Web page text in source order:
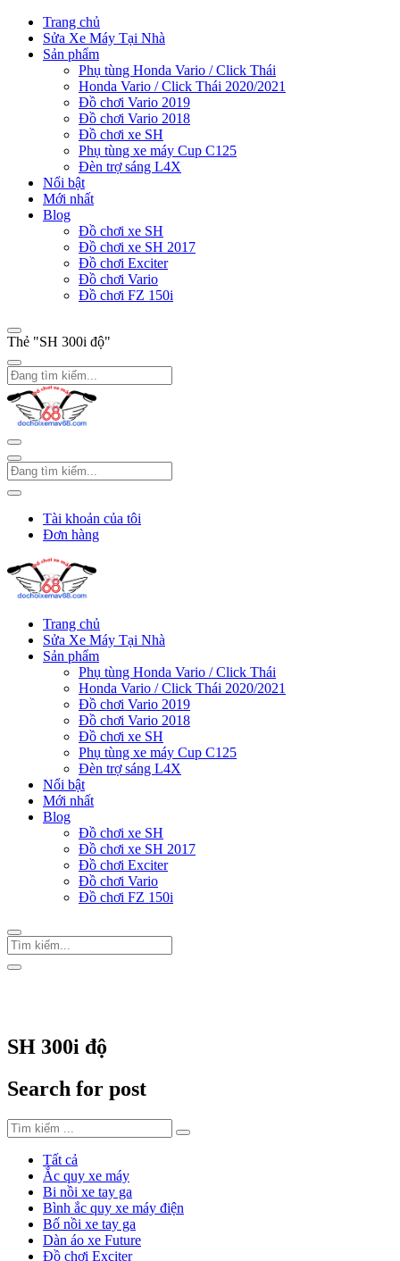
Trang chủ
Sửa Xe Máy Tại Nhà
Sản phẩm
Phụ tùng Honda Vario / Click Thái
Honda Vario / Click Thái 2020/2021
Đồ chơi Vario 2019
Đồ chơi Vario 2018
Đồ chơi xe SH
Phụ tùng xe máy Cup C125
Đèn trợ sáng L4X
Nổi bật
Mới nhất
Blog
Đồ chơi xe SH
Đồ chơi xe SH 2017
Đồ chơi Exciter
Đồ chơi Vario
Đồ chơi FZ 150i
Thẻ "SH 300i độ"
Tài khoản của tôi
Đơn hàng
Trang chủ
Sửa Xe Máy Tại Nhà
Sản phẩm
Phụ tùng Honda Vario / Click Thái
Honda Vario / Click Thái 2020/2021
Đồ chơi Vario 2019
Đồ chơi Vario 2018
Đồ chơi xe SH
Phụ tùng xe máy Cup C125
Đèn trợ sáng L4X
Nổi bật
Mới nhất
Blog
Đồ chơi xe SH
Đồ chơi xe SH 2017
Đồ chơi Exciter
Đồ chơi Vario
Đồ chơi FZ 150i
SH 300i độ
Search for post
Tất cả
Ắc quy xe máy
Bi nồi xe tay ga
Bình ắc quy xe máy điện
Bố nồi xe tay ga
Dàn áo xe Future
Đồ chơi Exciter